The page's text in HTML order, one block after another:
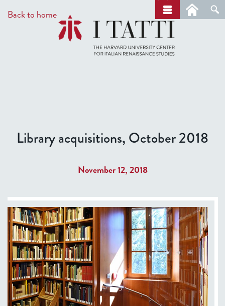
to
main
Back to home
r
c
h
Library acquisitions, October 2018
November 12, 2018